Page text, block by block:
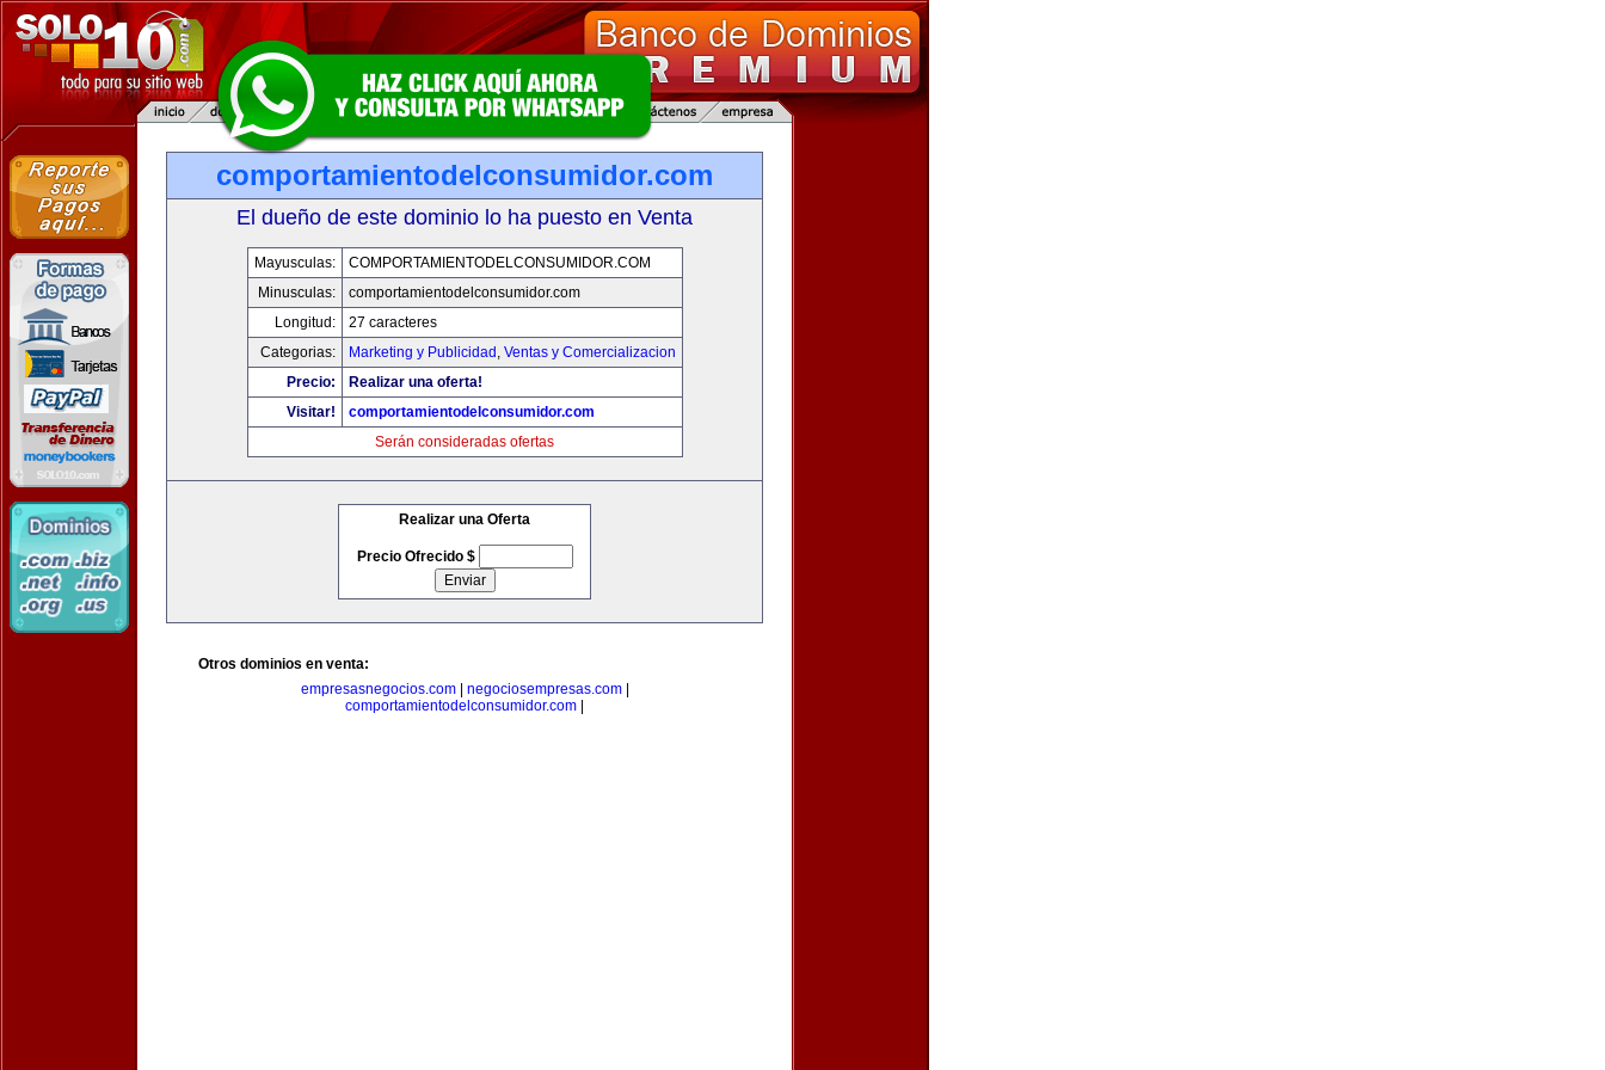
comportamientodelconsumidor.com
El dueño de este dominio lo ha puesto en Venta
Mayusculas:
COMPORTAMIENTODELCONSUMIDOR.COM
Minusculas:
comportamientodelconsumidor.com
Longitud:
27 caracteres
Categorias:
Marketing y Publicidad , Ventas y Comercializacion
Precio:
Realizar una oferta!
Visitar!
comportamientodelconsumidor.com
Serán consideradas ofertas
Realizar una Oferta
Precio Ofrecido $
Otros dominios en venta:
empresasnegocios.com| negociosempresas.com|
comportamientodelconsumidor.com